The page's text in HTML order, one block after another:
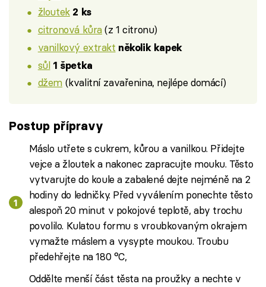
žloutek 2 ks
citronová kůra(z 1 citronu)
vanilkový extrakt několik kapek
sůl 1 špetka
džem (kvalitní zavařenina, nejlépe domácí)
Postup přípravy
Máslo utřete s cukrem, kůrou a vanilkou. Přidejte
vejce a žloutek a nakonec zapracujte mouku. Těsto
vytvarujte do koule a zabalené dejte nejméně na 2
hodiny do ledničky. Před vyválením ponechte těsto
alespoň 20 minut v pokojové teplotě, aby trochu
povolilo. Kulatou formu s vroubkovaným okrajem
vymažte máslem a vysypte moukou. Troubu
předehřejte na 180 °C,
Oddělte menší část těsta na proužky a nechte v